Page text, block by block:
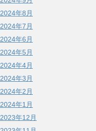
2024年8月
2024年7月
2024年6月
2024年5月
2024年4月
2024年3月
2024年2月
2024年1月
2023年12月